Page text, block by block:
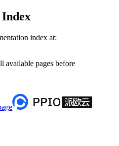
index at:
available pages before